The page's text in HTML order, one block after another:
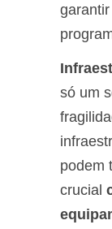
só um
podem
crucial